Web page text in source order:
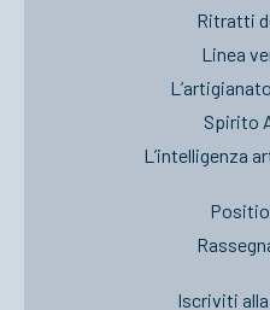
Ritratti
Linea
Spirito
L’intelligenza
Iscriviti